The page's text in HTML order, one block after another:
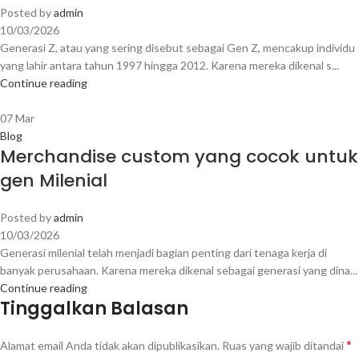
Posted byadmin
10/03/2026
Generasi Z, atau yang sering disebut sebagai Gen Z, mencakup individu
yang lahir antara tahun 1997 hingga 2012. Karena mereka dikenal s...
Continue reading
07Mar
Blog
Merchandise custom yang cocok untuk
gen Milenial
Posted byadmin
10/03/2026
Generasi milenial telah menjadi bagian penting dari tenaga kerja di
banyak perusahaan. Karena mereka dikenal sebagai generasi yang dina...
Continue reading
Tinggalkan Balasan
Alamat email Anda tidak akan dipublikasikan. Ruas yang wajib ditandai*